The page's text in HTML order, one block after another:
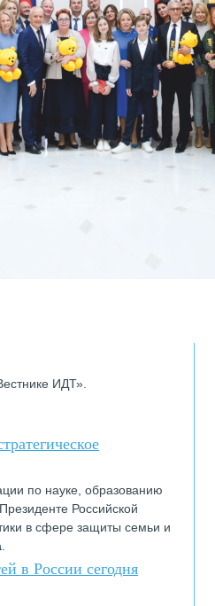
ИДТ».
по науке, образованию
Российской
в сфере защиты семьи и
в России сегодня